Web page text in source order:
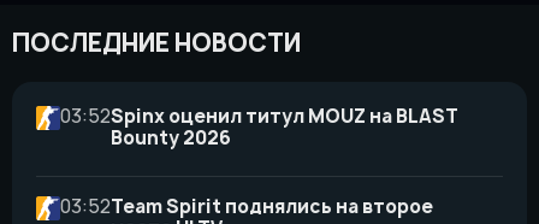
ПОСЛЕДНИЕ НОВОСТИ
03:52Spinx оценил титул MOUZ на BLAST
Bounty 2026
03:52Team Spirit поднялись на второе